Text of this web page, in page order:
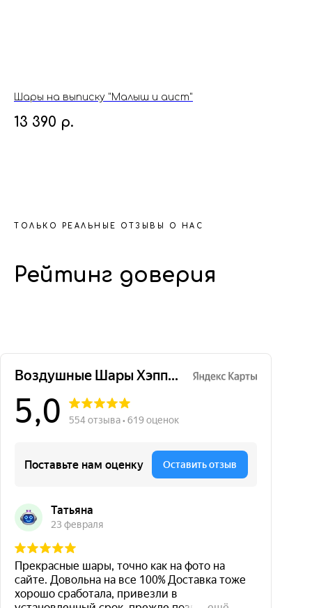
Шары на выписку "Малыш и аист"
13 390 р.
ТОЛЬКО РЕАЛЬНЫЕ ОТЗЫВЫ О НАС
Рейтинг доверия